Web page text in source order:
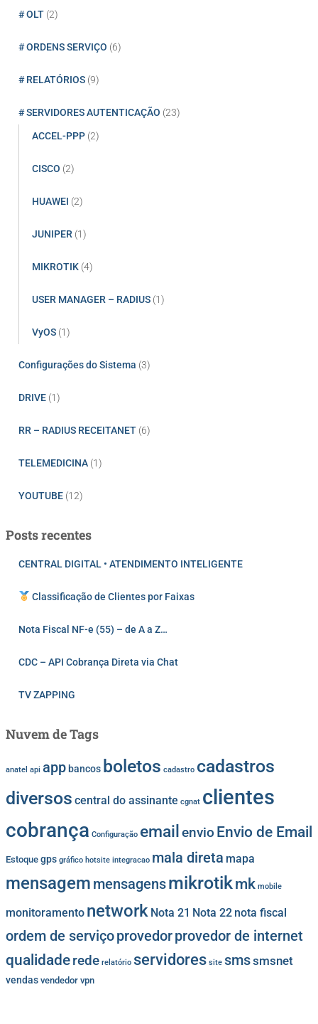
# OLT (2)
# ORDENS SERVIÇO (6)
# RELATÓRIOS (9)
# SERVIDORES AUTENTICAÇÃO (23)
ACCEL-PPP (2)
CISCO (2)
HUAWEI (2)
JUNIPER (1)
MIKROTIK (4)
USER MANAGER – RADIUS (1)
VyOS (1)
Configurações do Sistema (3)
DRIVE (1)
RR – RADIUS RECEITANET (6)
TELEMEDICINA (1)
YOUTUBE (12)
Posts recentes
CENTRAL DIGITAL • ATENDIMENTO INTELIGENTE
Classificação de Clientes por Faixas
Nota Fiscal NF-e (55) – de A a Z…
CDC – API Cobrança Direta via Chat
TV ZAPPING
Nuvem de Tags
anatel api app bancos boletos cadastro cadastros
diversos central do assinante cgnat clientes
cobrança Configuração email envio Envio de Email
Estoque gps gráfico hotsite integracao mala direta mapa
mensagem mensagensmikrotikmk mobile
monitoramento network Nota 21 Nota 22 nota fiscal
ordem de serviçoprovedorprovedor de internet
qualidaderede relatório servidores site smssmsnet
vendas vendedor vpn